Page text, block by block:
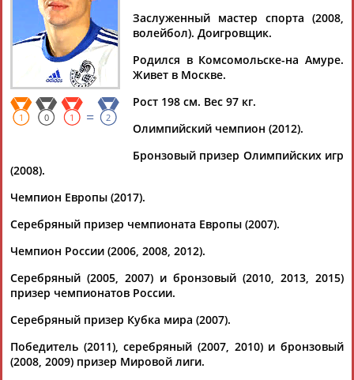
Юрий
БЕРЕЖКО
Ваш запрос: "Юрий БЕРЕЖКО"
Документы 1-10 из 19 найденных уникальных документов
1 2
Летний Фестиваль волейбола "Московское лето"
...Жук и Максим Сапожков, олимпийские чемпионы Тарас
Хтей иЮрий Бережко, а также президент Московской
федерации волейбола...
Информационное агентство СТАДИОН
20.07.2026
Сегодня волейболисты сборной России матчем с командой
Австралии стартуют на чемпионате мира
...- сказал РИА Новости бывший волейболист сборной России
ЮрийЧередник. С возвращением в сборную
блокирующего... ...побеждавшие на Олимпиаде-2012, как
1 0 1 = 2
Заслуженный мастер спорта (2008,
волейбол). Доигровщик.
Родился в Комсомольске-на Амуре.
Живет в Москве.
Рост 198 см. Вес 97 кг.
Олимпийский чемпион (2012).
Бронзовый призер Олимпийских игр
(2008).
Чемпион Европы (2017).
Серебряный призер чемпионата Европы (2007).
Чемпион России (2006, 2008, 2012).
Серебряный (2005, 2007) и бронзовый (2010, 2013, 2015)
призер чемпионатов России.
Серебряный призер Кубка мира (2007).
Победитель (2011), серебряный (2007, 2010) и бронзовый
(2008, 2009) призер Мировой лиги.